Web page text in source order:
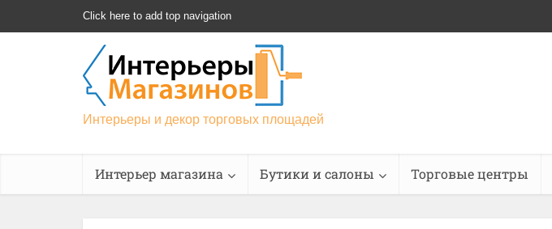
Click here to add top navigation
Интерьеры и декор торговых площадей
Интерьер магазина Бутики и салоны Торговые центры